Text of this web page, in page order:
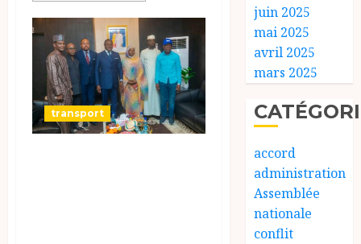
transport
juin 2025
mai 2025
avril 2025
mars 2025
accord
administration
Assemblée
nationale
conflit